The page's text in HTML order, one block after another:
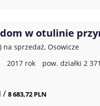
w otulinie
na sprzedaż, Osowicze
2017 rok pow. działki 2
/ 8 683,72 PLN